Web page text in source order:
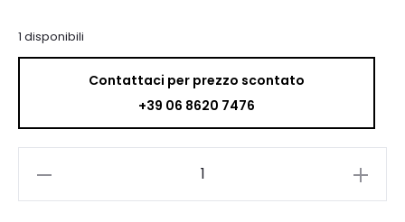
1 disponibili
Contattaci per prezzo scontato
+39 06 8620 7476